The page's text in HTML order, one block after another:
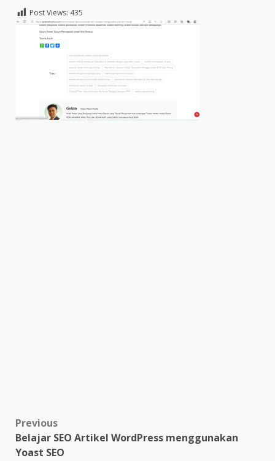
Post Views: 435
Post
navigation
Previous
Belajar SEO Artikel WordPress menggunakan
Yoast SEO